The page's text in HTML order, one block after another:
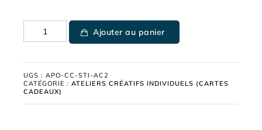
Ajouter au panier
UGS : APO-CC-STI-AC2
CATÉGORIE : ATELIERS CRÉATIFS INDIVIDUELS (CARTES
CADEAUX)